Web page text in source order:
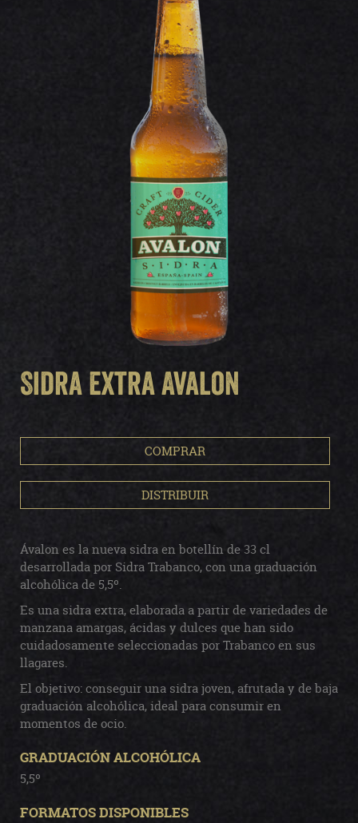
Sidra extra Avalon
COMPRAR
DISTRIBUIR
Ávalon es la nueva sidra en botellín de 33 cl
desarrollada por Sidra Trabanco, con una graduación
alcohólica de 5,5º.
Es una sidra extra, elaborada a partir de variedades de
manzana amargas, ácidas y dulces que han sido
cuidadosamente seleccionadas por Trabanco en sus
llagares.
El objetivo: conseguir una sidra joven, afrutada y de baja
graduación alcohólica, ideal para consumir en
momentos de ocio.
GRADUACIÓN ALCOHÓLICA
5,5º
FORMATOS DISPONIBLES